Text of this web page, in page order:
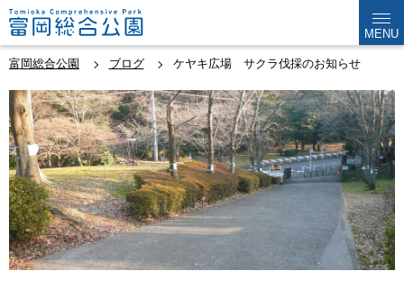
MENU
富岡総合公園 ブログ ケヤキ広場 サクラ伐採のお知らせ